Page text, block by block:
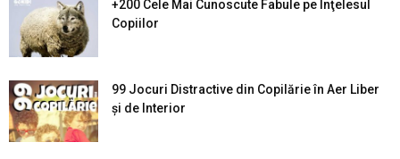
+200 Cele Mai Cunoscute Fabule pe Înţelesul
Copiilor
99 Jocuri Distractive din Copilărie în Aer Liber
şi de Interior